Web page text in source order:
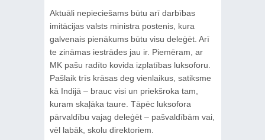
Aktuāli nepieciešams būtu arī darbības
imitācijas valsts ministra postenis, kura
galvenais pienākums būtu visu deleģēt. Arī
te zināmas iestrādes jau ir. Piemēram, ar
MK pašu radīto kovida izplatības luksoforu.
Pašlaik trīs krāsas deg vienlaikus, satiksme
kā Indijā – brauc visi un priekšroka tam,
kuram skaļāka taure. Tāpēc luksofora
pārvaldību vajag deleģēt – pašvaldībām vai,
vēl labāk, skolu direktoriem.